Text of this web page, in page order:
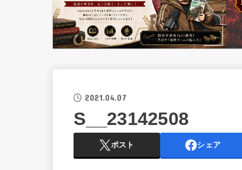
2021.04.07
S__23142508
ポスト シェア